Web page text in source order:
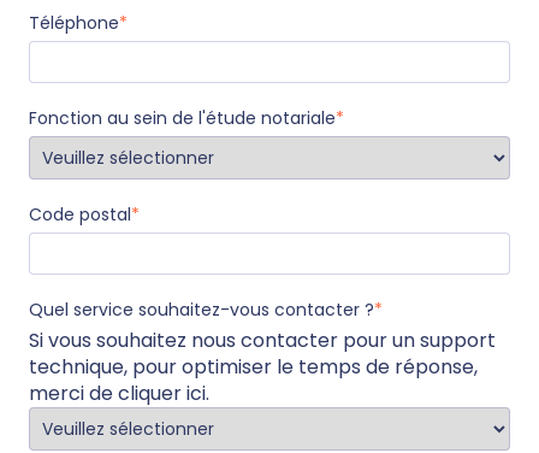
Téléphone*
Fonction au sein de l'étude notariale*
Code postal*
Quel service souhaitez-vous contacter ?*
Si vous souhaitez nous contacter pour un support
technique, pour optimiser le temps de réponse,
merci decliquer ici.